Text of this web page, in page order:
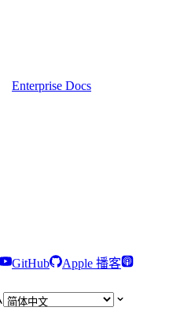
Enterprise Docs
GitHub
Apple 播客